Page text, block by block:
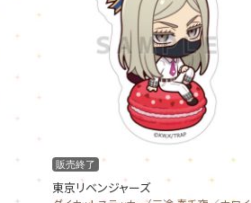
販売終了
東京リベンジャーズ